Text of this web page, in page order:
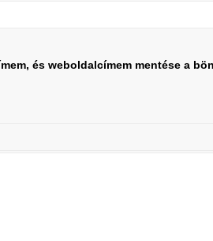
és weboldalcímem mentése a